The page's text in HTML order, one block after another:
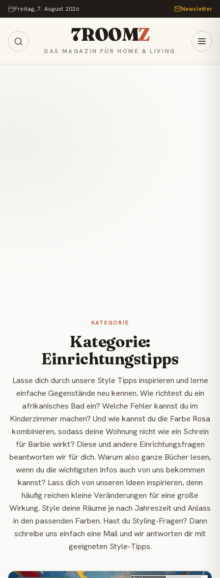
Zum Inhalt springen
Freitag, 7. August 2026 Newsletter
7ROOMZ
DAS MAGAZIN FÜR HOME & LIVING
KATEGORIE
Kategorie:
Einrichtungstipps
Lasse dich durch unsere Style Tipps inspirieren und lerne
einfache Gegenstände neu kennen. Wie richtest du ein
afrikanisches Bad ein? Welche Fehler kannst du im
Kinderzimmer machen? Und wie kannst du die Farbe Rosa
kombinieren, sodass deine Wohnung nicht wie ein Schrein
für Barbie wirkt? Diese und andere Einrichtungsfragen
beantworten wir für dich. Warum also ganze Bücher lesen,
wenn du die wichtigsten Infos auch von uns bekommen
kannst? Lass dich von unseren Ideen inspirieren, denn
häufig reichen kleine Veränderungen für eine große
Wirkung. Style deine Räume je nach Jahreszeit und Anlass
in den passenden Farben. Hast du Styling-Fragen? Dann
schreibe uns einfach eine Mail und wir antworten dir mit
geeigneten Style-Tipps.